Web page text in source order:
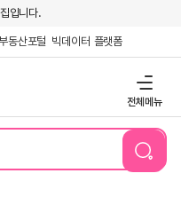
입니다.
동산포털 빅데이터 플랫폼
전체메뉴